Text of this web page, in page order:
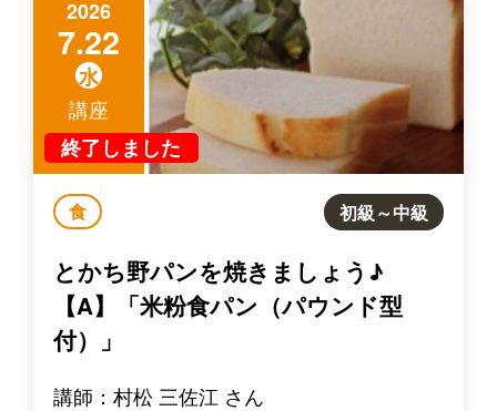
2026
7.22
水
終了しました
講座
食 初級～中級
とかち野パンを焼きましょう♪
【A】「米粉食パン（パウンド型
付）」
講師：村松 三佐江 さん